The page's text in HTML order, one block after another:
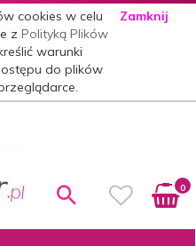
cookies w celu
zPolityką Plików
warunki
do plików
Zamknij
0